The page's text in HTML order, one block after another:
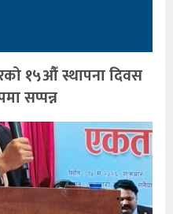
१५औँ स्थापना दिवस
सप्पन्न